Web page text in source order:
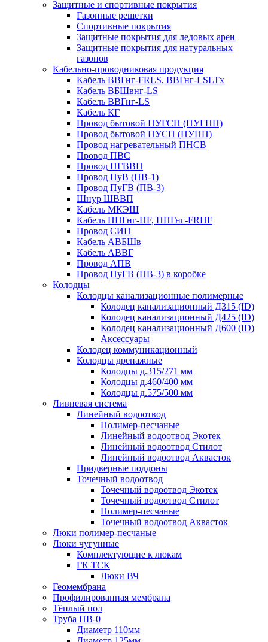
Защитные и спортивные покрытия
Газонные решетки
Спортивные покрытия
Защитные покрытия для ледовых арен
Защитные покрытия для натуральных
газонов
Кабельно-проводниковая продукция
Кабель ВВГнг-FRLS, ВВГнг-LSLTx
Кабель ВБШвнг-LS
Кабель ВВГнг-LS
Кабель КГ
Провод бытовой ПУГСП (ПУГНП)
Провод бытовой ПУСП (ПУНП)
Провод нагревательный ПНСВ
Провод ПВС
Провод ПГВВП
Провод ПуВ (ПВ-1)
Провод ПуГВ (ПВ-3)
Шнур ШВВП
Кабель МКЭШ
Кабель ППГнг-HF, ППГнг-FRHF
Провод СИП
Кабель АВБШв
Кабель АВВГ
Провод АПВ
Провод ПуГВ (ПВ-3) в коробке
Колодцы
Колодцы канализационные полимерные
Колодец канализационный Д315 (ID)
Колодец канализационный Д425 (ID)
Колодец канализационный Д600 (ID)
Аксессуары
Колодец коммуникационный
Колодцы дренажные
Колодцы д.315/271 мм
Колодцы д.460/400 мм
Колодцы д.575/500 мм
Ливневая система
Линейный водоотвод
Полимер-песчаные
Линейный водоотвод Экотек
Линейный водоотвод Стилот
Линейный водоотвод Аквасток
Придверные поддоны
Точечный водоотвод
Точечный водоотвод Экотек
Точечный водоотвод Стилот
Полимер-песчаные
Точечный водоотвод Аквасток
Люки полимер-песчаные
Люки чугунные
Комплектующие к люкам
ГК ТСК
Люки ВЧ
Геомембрана
Профилированная мембрана
Тёплый пол
Труба ПВ-0
Диаметр 110мм